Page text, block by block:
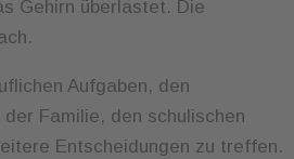
Gehirn überlastet. Die
Aufgaben, den
Familie, den schulischen
Entscheidungen zu treffen.